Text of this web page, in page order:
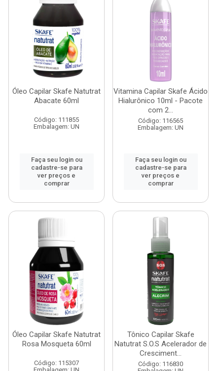
Óleo Capilar Skafe Natutrat
Abacate 60ml
Código: 111855
Embalagem: UN
Faça seu login ou
cadastre-se para
ver preços e
comprar
Vitamina Capilar Skafe Ácido
Hialurônico 10ml - Pacote
com 2...
Código: 116565
Embalagem: UN
Faça seu login ou
cadastre-se para
ver preços e
comprar
Óleo Capilar Skafe Natutrat
Rosa Mosqueta 60ml
Código: 115307
Tônico Capilar Skafe
Natutrat S.O.S Acelerador de
Cresciment...
Código: 116830